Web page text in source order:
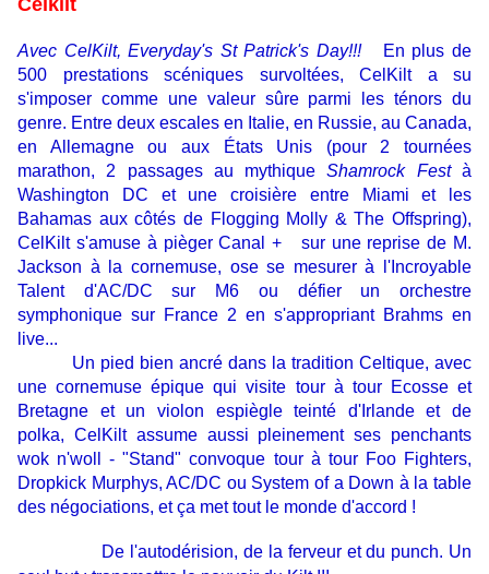
Celkilt
Avec CelKilt, Everyday's St Patrick's Day!!!
En plus de
500 prestations scéniques survoltées, CelKilt a su
s'imposer comme une valeur sûre parmi les ténors du
genre. Entre deux escales en Italie, en Russie, au Canada,
en Allemagne ou aux États Unis (pour 2 tournées
marathon, 2 passages au mythiqueShamrock Festà
Washington DC et une croisière entre Miami et les
Bahamas aux côtés de Flogging Molly & The Offspring),
CelKilt s'amuse à pièger Canal + sur une reprise de M.
Jackson à la cornemuse, ose se mesurer à l'Incroyable
Talent d'AC/DC sur M6 ou défier un orchestre
symphonique sur France 2 en s'appropriant Brahms en
live...
Un pied bien ancré dans la tradition Celtique, avec
une cornemuse épique qui visite tour à tour Ecosse et
Bretagne et un violon espiègle teinté d'Irlande et de
polka, CelKilt assume aussi pleinement ses penchants
wok n'woll - "Stand" convoque tour à tour Foo Fighters,
Dropkick Murphys, AC/DC ou System of a Down à la table
des négociations, et ça met tout le monde d'accord !
De l'autodérision, de la ferveur et du punch. Un